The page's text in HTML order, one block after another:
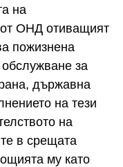
на
ОНД отиващият
пожизнена
за
държавна
на тези
на
в срещата
му като